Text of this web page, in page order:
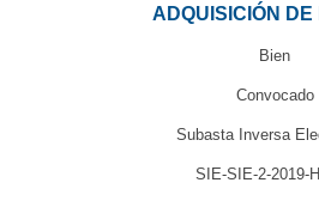
ADQUISICIÓN DE
Bien
Convocado
Subasta Inversa
SIE-SIE-2-2019-